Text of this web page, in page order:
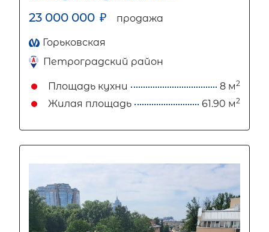
23 000 000 ₽ продажа
Горьковская
Петроградский район
Площадь кухни 8 м2
Жилая площадь 61.90 м2